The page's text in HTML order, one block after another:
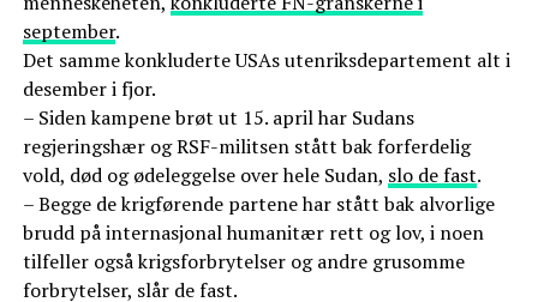
september.
Det samme konkluderte USAs utenriksdepartement alt i
desember i fjor.
– Siden kampene brøt ut 15. april har Sudans
regjeringshær og RSF-militsen stått bak forferdelig
vold, død og ødeleggelse over hele Sudan, slo de fast.
– Begge de krigførende partene har stått bak alvorlige
brudd på internasjonal humanitær rett og lov, i noen
tilfeller også krigsforbrytelser og andre grusomme
forbrytelser, slår de fast.